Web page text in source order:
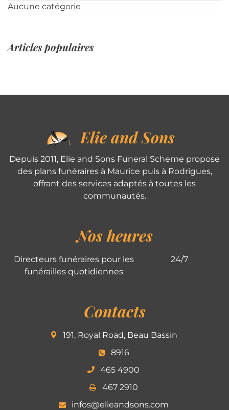
Aucune catégorie
Articles populaires
Elie and Sons
Depuis 2011, Elie and Sons Funeral Scheme propose
des plans funéraires à Maurice puis à Rodrigues,
offrant des services adaptés à toutes les
communautés.
Nos heures
Directeurs funéraires pour les
funérailles quotidiennes
24/7
Contacts
191, Royal Road, Beau Bassin
8916
465 4900
467 2910
infos@elieandsons.com